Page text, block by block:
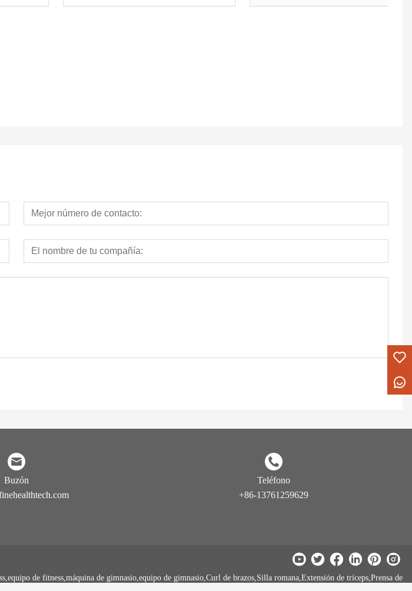
Buzón
Teléfono
+86-13761259629
de fitness,máquina de gimnasio,equipo de gimnasio,Curl de brazos,Silla romana,Extensión de tríceps,Prensa de